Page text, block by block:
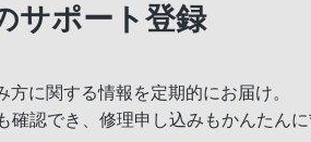
サポート登録
に関する情報を定期的にお届け。
確認でき、修理申し込みもかんたん